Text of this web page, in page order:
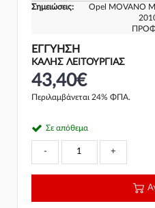
Σημειώσεις:
Opel MOVANO
ΕΓΓΎΗΣΗ
ΚΑΛΗΣ ΛΕΙΤΟΥΡΓΙΑΣ
43,40€
Περιλαμβάνεται 24% ΦΠΑ.
Σε απόθεμα
- +